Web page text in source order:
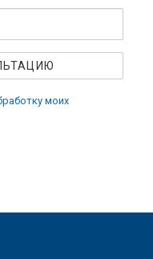
моих